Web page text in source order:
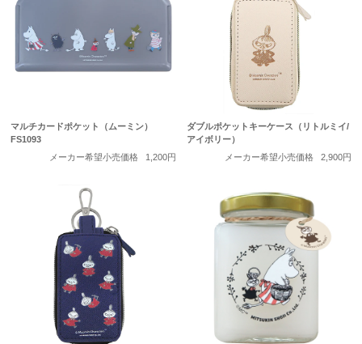
マルチカードポケット（ムーミン）
FS1093
メーカー希望小売価格
1,200円
ダブルポケットキーケース（リトルミイ/
アイボリー）
メーカー希望小売価格
2,900円